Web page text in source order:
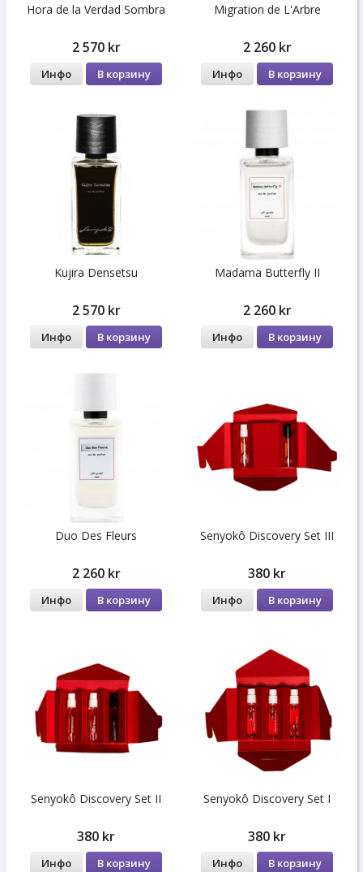
Hora de la Verdad Sombra
2 570 kr
Инфо В корзину
Migration de L'Arbre
2 260 kr
Инфо В корзину
Kujira Densetsu
2 570 kr
Инфо В корзину
Madama Butterfly II
2 260 kr
Инфо В корзину
Duo Des Fleurs
2 260 kr
Инфо В корзину
Senyokô Discovery Set III
380 kr
Инфо В корзину
Senyokô Discovery Set II
380 kr
Инфо В корзину
Senyokô Discovery Set I
380 kr
Инфо В корзину